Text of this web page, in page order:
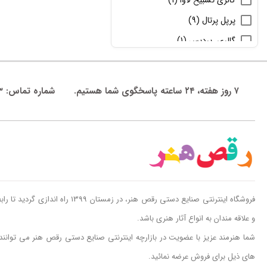
سایر محصولات چوبی
سوخت نگاری
نگارگری چوب
فیروزه کوب
قلم زنی
ملیله کاری
مینا کاری
نقره کاری
نگارگری
پرپل پرتال (9)
گالری_پردیس (1)
گالری چرم آداک(7)
پارس گلد(1)
رقص هنر
رقص هنر(1)
۷ روز هفته، ۲۴ ساعته پاسخگوی شما هستیم. شماره تماس: 09011823003
فروشگاه اینترنتی صنایع دستی رقص هنر،
و علاقه مندان به انواع آثار هنری باشد.
شما هنرمند عزیز با عضویت در بازارچه اینترنتی صنایع دستی رقص هنر می
های ذیل برای فروش عرضه نمائید.